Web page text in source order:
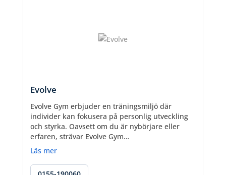
Evolve
Evolve Gym erbjuder en träningsmiljö där
individer kan fokusera på personlig utveckling
och styrka. Oavsett om du är nybörjare eller
erfaren, strävar Evolve Gym…
Läs mer